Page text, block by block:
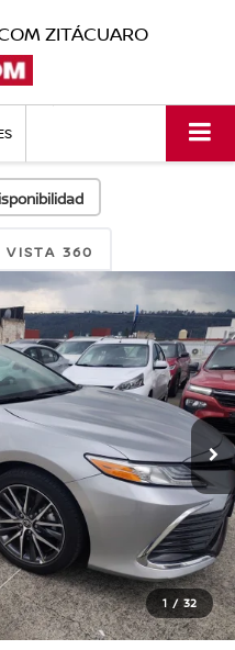
ZITÁCUARO
VISTA 360
1 / 32